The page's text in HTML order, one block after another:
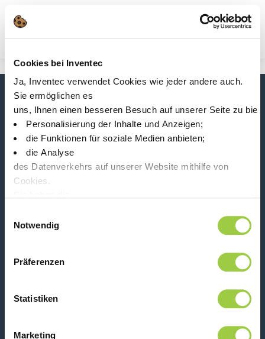
Cookies bei Inventec
Ja, Inventec verwendet Cookies wie jeder andere auch.
Sie ermöglichen es
uns, Ihnen einen besseren Besuch auf unserer Seite zu
Personalisierung der Inhalte und Anzeigen;
die Funktionen für soziale Medien anbieten;
die Analyse
des Datenverkehrs auf unserer Website mithilfe von
Cookies.
Keine Panik, Sie können Ihre Auswahl auch jederzeit auf
Notwendig
Präferenzen
Statistiken
Marketing
Suche
Start
Product Processes
Aushärtung mit UV-Quecksilberlampe
Neuigkeiten, Dienstleistungen, Produkte,...
Bleiben Sie mit unserem Newsletter in Verbindung!
Folge uns auf: